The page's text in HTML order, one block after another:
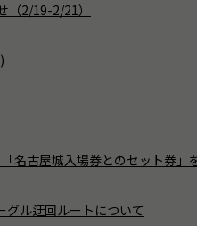
（2/19-2/21）
名古屋城入場券とのセット券」
ル迂回ルートについて